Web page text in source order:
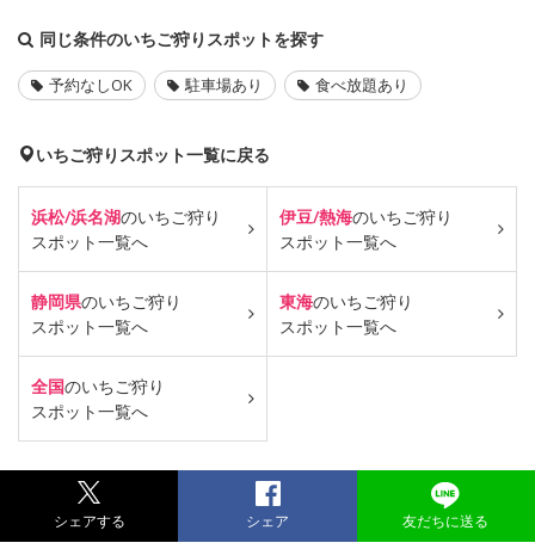
同じ条件のいちご狩りスポットを探す
予約なしOK 駐車場あり 食べ放題あり
いちご狩りスポット一覧に戻る
浜松/浜名湖のいちご狩り
スポット一覧へ
伊豆/熱海のいちご狩り
スポット一覧へ
静岡県のいちご狩り
スポット一覧へ
東海のいちご狩り
スポット一覧へ
全国のいちご狩り
スポット一覧へ
シェアする シェア 友だちに送る